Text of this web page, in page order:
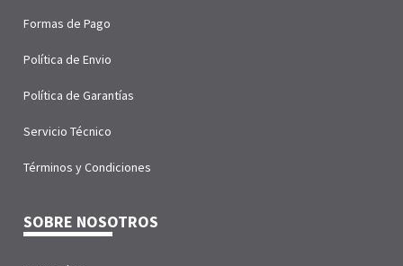
Formas de Pago
Política de Envio
Política de Garantías
Servicio Técnico
Términos y Condiciones
SOBRE NOSOTROS